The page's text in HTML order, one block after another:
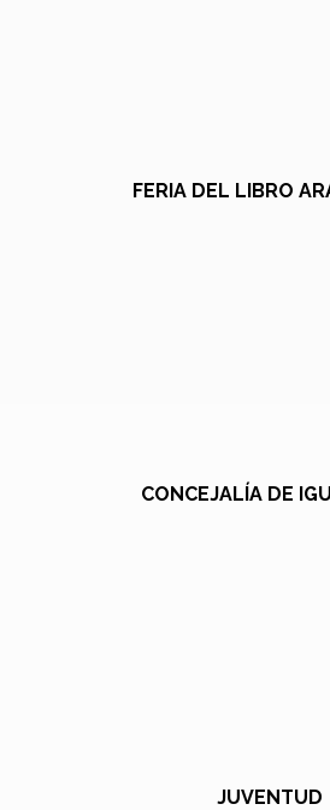
FERIA DEL LIBRO
CONCEJALÍA DE
JUVENTUD